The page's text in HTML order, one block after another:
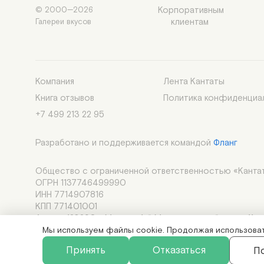
Мы используем файлы cookie. Продолжая
Принять Отказаться
© 2000—2026
Галереи вкусов
Корпоративным
клиентам
Компания
Лента Кантаты
Книга отзывов
Политика
+7 499 213 22 95
Разработано и поддерживается командой Фланг
Общество с ограниченной ответственностью
ОГРН 1137746499990
ИНН 7714907816
КПП 771401001
Адрес: 123290, г.Москва, 1-й Магистральный туп., д.11,
Адрес электронной почты: im@cantata.ru